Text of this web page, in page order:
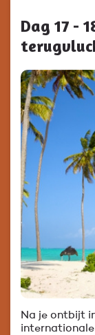
Dag 17 -
Na je ontbijt